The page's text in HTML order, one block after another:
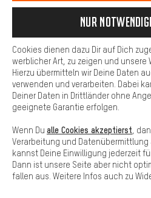
Sprache"
Deutsch
DE english
EN
VERTRAG WIDERRUFEN Aachener
Impressum Datenschutz
Cookie-Einstellungen
Alle Preise verstehen sich in
Versandkosten für
Verfügung stellen. Zudem hast
Services zu nutzen, die es dir
finden. Beispielsweise bieten
Fragen schnell und
Basis
Basis-Cookies gewährleisten,
grundsätzlich nutzen kannst.
Nur
Cookies dienen dazu Dir auf Dich
werblicher Art, zu zeigen und unsere
Hierzu übermitteln wir Deine Daten
verwenden und verarbeiten. Dabei
Deiner Daten in Drittländer ohne
geeignete Garantie erfolgen.
Wenn Du alle Cookies akzeptierst ,
Verarbeitung und Datenübermittlung
kannst Deine Einwilligung jederzeit
Dann ist unsere Seite aber nicht
fallen aus. Weitere Infos auch zu